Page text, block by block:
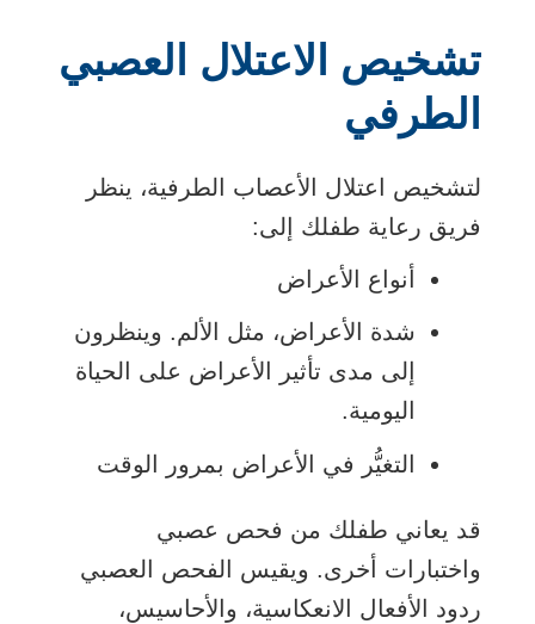
تشخيص الاعتلال العصبي
الطرفي
لتشخيص اعتلال الأعصاب الطرفية، ينظر
فريق رعاية طفلك إلى:
أنواع الأعراض
شدة الأعراض، مثل الألم. وينظرون
إلى مدى تأثير الأعراض على الحياة
اليومية.
التغيُّر في الأعراض بمرور الوقت
قد يعاني طفلك من فحص عصبي
واختبارات أخرى. ويقيس الفحص العصبي
ردود الأفعال الانعكاسية، والأحاسيس،